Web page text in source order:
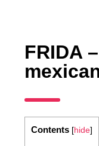
FRIDA
Contents [hide]